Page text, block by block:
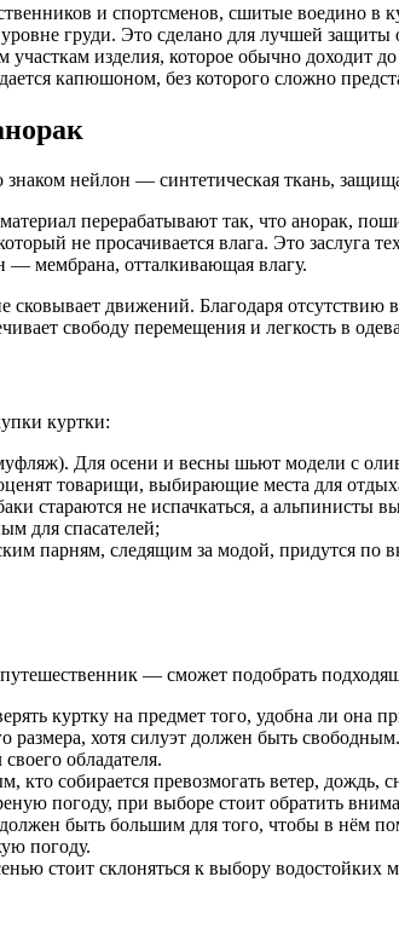
и спортсменов, сшитые воедино в
груди. Это сделано для лучшей
изделия, которое обычно доходит
капюшоном, без которого сложно
нейлон — синтетическая ткань,
перерабатывают так, что анорак,
не просачивается влага. Это
мембрана, отталкивающая влагу.
сковывает движений. Благодаря
свободу перемещения и легкость в
куртки:
Для осени и весны шьют модели с
товарищи, выбирающие места для
стараются не испачкаться, а альпинисты
для спасателей;
парням, следящим за модой, придутся по
— сможет подобрать
куртку на предмет того, удобна ли
размера, хотя силуэт должен быть
обладателя.
кто собирается превозмогать ветер,
погоду, при выборе стоит обратить
быть большим для того, чтобы в нём
погоду.
стоит склоняться к выбору водостойких